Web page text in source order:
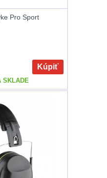
Pro Sport
Kúpiť
SKLADE